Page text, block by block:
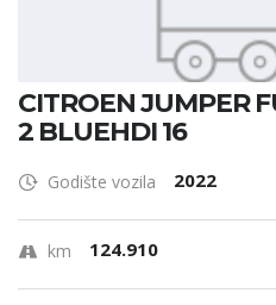
CITROEN JUMPER
2 BLUEHDI 16
Godište vozila 2022
km 124.910